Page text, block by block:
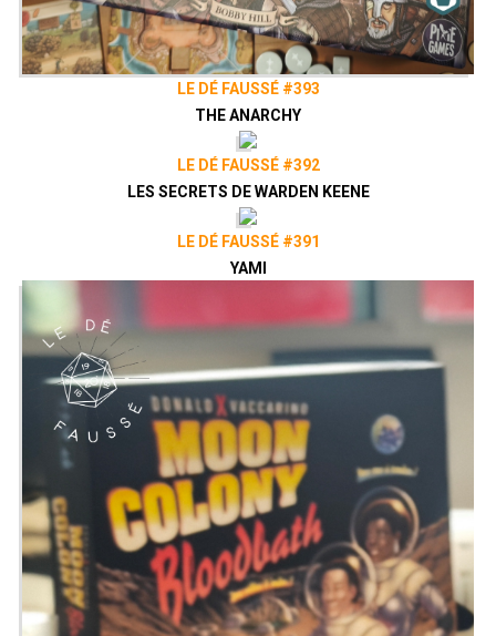
LE DÉ FAUSSÉ #393
THE ANARCHY
LE DÉ FAUSSÉ #392
LES SECRETS DE WARDEN KEENE
LE DÉ FAUSSÉ #391
YAMI